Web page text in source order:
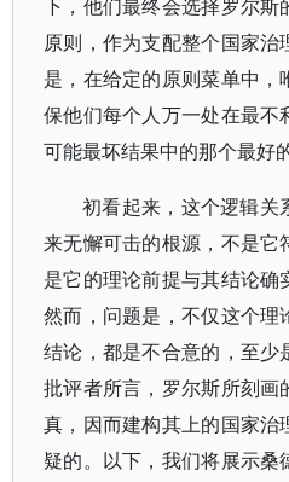
下，他们最终会选择罗尔
原则，作为支配整个国家治
是，在给定的原则菜单中，
保他们每个人万一处在最
可能最坏结果中的那个最好
初看起来，这个逻辑关
来无懈可击的根源，不是
是它的理论前提与其结论确
然而，问题是，不仅这个理
结论，都是不合意的，至
批评者所言，罗尔斯所刻画
真，因而建构其上的国家
疑的。以下，我们将展示